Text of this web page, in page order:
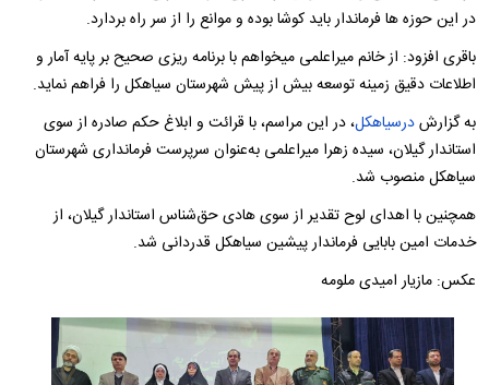
در این حوزه ها فرماندار باید کوشا بوده و موانع را از سر راه بردارد.
باقری افزود: از خانم میراعلمی میخواهم با برنامه ریزی صحیح بر پایه آمار و
اطلاعات دقیق زمینه توسعه بیش از پیش شهرستان سیاهکل را فراهم نماید.
به گزارشدرسیاهکل، در این مراسم، با قرائت و ابلاغ حکم صادره از سوی
استاندار گیلان، سیده زهرا میراعلمی به‌عنوان سرپرست فرمانداری شهرستان
سیاهکل منصوب شد.
همچنین با اهدای لوح تقدیر از سوی هادی حق‌شناس استاندار گیلان، از
خدمات امین بابایی فرماندار پیشین سیاهکل قدردانی شد.
عکس: مازیار امیدی ملومه